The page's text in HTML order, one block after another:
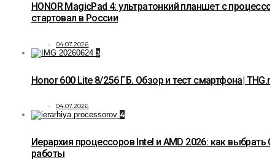
HONOR MagicPad 4: ультратонкий планшет с
стартовал в России
04.07.2026
3
Honor 600 Lite 8/256 ГБ. Обзор и тест смартфона| THG.ru
04.07.2026
4
Иерархия процессоров Intel и AMD 2026: как выбрать
работы